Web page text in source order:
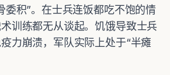
委积”。在士兵连饭都吃不饱的情
训练都无从谈起。饥饿导致士兵
力崩溃，军队实际上处于“半瘫